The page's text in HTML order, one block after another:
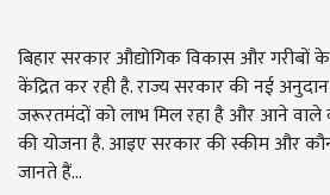
बिहार सरकार औद्योगिक विकास और गरीबों
केंद्रित कर रही है. राज्य सरकार की नई
जरूरतमंदों को लाभ मिल रहा है और आने वाले
की योजना है. आइए सरकार की स्कीम और कौन
जानते हैं...